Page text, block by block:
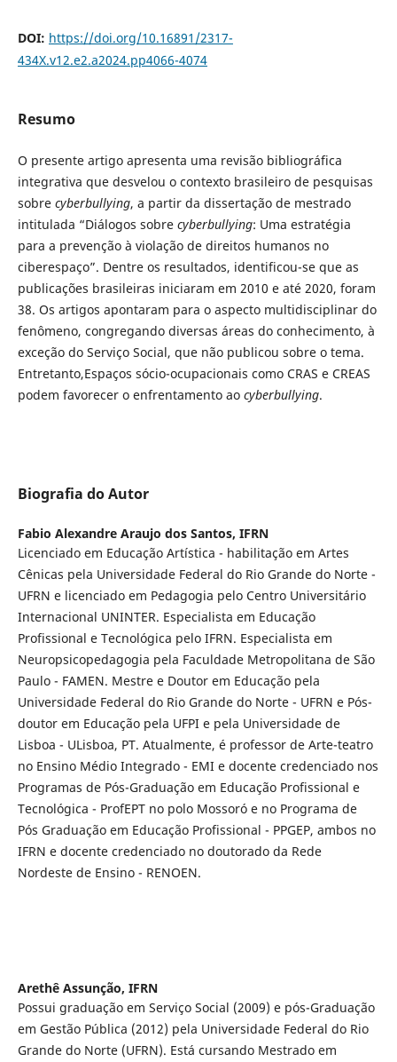
DOI: https://doi.org/10.16891/2317-
434X.v12.e2.a2024.pp4066-4074
Resumo
O presente artigo apresenta uma revisão bibliográfica
integrativa que desvelou o contexto brasileiro de pesquisas
sobre cyberbullying, a partir da dissertação de mestrado
intitulada “Diálogos sobre cyberbullying: Uma estratégia
para a prevenção à violação de direitos humanos no
ciberespaço”. Dentre os resultados, identificou-se que as
publicações brasileiras iniciaram em 2010 e até 2020, foram
38. Os artigos apontaram para o aspecto multidisciplinar do
fenômeno, congregando diversas áreas do conhecimento, à
exceção do Serviço Social, que não publicou sobre o tema.
Entretanto,Espaços sócio-ocupacionais como CRAS e CREAS
podem favorecer o enfrentamento ao cyberbullying.
Biografia do Autor
Fabio Alexandre Araujo dos Santos, IFRN
Licenciado em Educação Artística - habilitação em Artes
Cênicas pela Universidade Federal do Rio Grande do Norte -
UFRN e licenciado em Pedagogia pelo Centro Universitário
Internacional UNINTER. Especialista em Educação
Profissional e Tecnológica pelo IFRN. Especialista em
Neuropsicopedagogia pela Faculdade Metropolitana de São
Paulo - FAMEN. Mestre e Doutor em Educação pela
Universidade Federal do Rio Grande do Norte - UFRN e Pós-
doutor em Educação pela UFPI e pela Universidade de
Lisboa - ULisboa, PT. Atualmente, é professor de Arte-teatro
no Ensino Médio Integrado - EMI e docente credenciado nos
Programas de Pós-Graduação em Educação Profissional e
Tecnológica - ProfEPT no polo Mossoró e no Programa de
Pós Graduação em Educação Profissional - PPGEP, ambos no
IFRN e docente credenciado no doutorado da Rede
Nordeste de Ensino - RENOEN.
Arethê Assunção, IFRN
Possui graduação em Serviço Social (2009) e pós-Graduação
em Gestão Pública (2012) pela Universidade Federal do Rio
Grande do Norte (UFRN). Está cursando Mestrado em